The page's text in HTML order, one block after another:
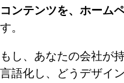
コンテンツを、ホーム
す。
もし、あなたの会社が
言語化し、どうデザイ